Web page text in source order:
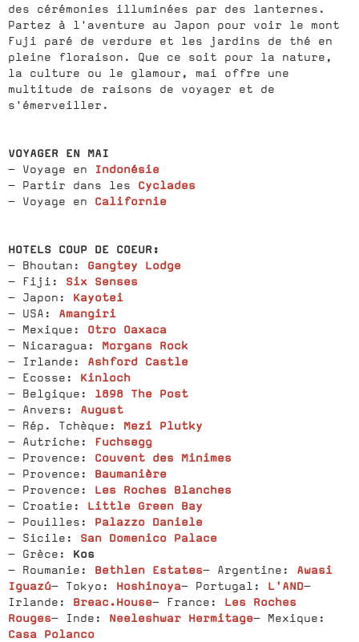
des cérémonies illuminées par des lanternes.
Partez à l'aventure au Japon pour voir le mont
Fuji paré de verdure et les jardins de thé en
pleine floraison. Que ce soit pour la nature,
la culture ou le glamour, mai offre une
multitude de raisons de voyager et de
s'émerveiller.
VOYAGER EN MAI
- Voyage en Indonésie
- Partir dans les Cyclades
- Voyage en Californie
HOTELS COUP DE COEUR:
- Bhoutan: Gangtey Lodge
- Fiji: Six Senses
- Japon: Kayotei
- USA: Amangiri
- Mexique: Otro Oaxaca
- Nicaragua: Morgans Rock
- Irlande: Ashford Castle
- Ecosse: Kinloch
- Belgique: 1898 The Post
- Anvers: August
- Rép. Tchèque: Mezi Plutky
- Autriche: Fuchsegg
- Provence: Couvent des Minimes
- Provence: Baumanière
- Provence: Les Roches Blanches
- Croatie: Little Green Bay
- Pouilles: Palazzo Daniele
- Sicile: San Domenico Palace
- Grèce: Kos
- Roumanie: Bethlen Estates- Argentine:
Awasi
Iguazú- Tokyo: Hoshinoya- Portugal: L'AND-
Irlande:
Breac.House- France: Les Roches
Rouges- Inde: Neeleshwar Hermitage- Mexique:
Casa Polanco